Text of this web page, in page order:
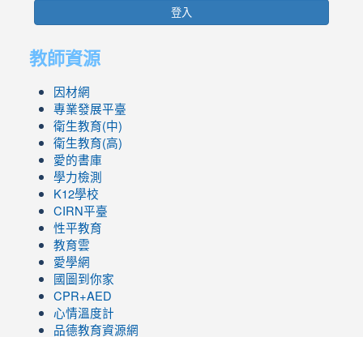
登入
教師資源
因材網
專業發展平臺
衛生教育(中)
衛生教育(高)
愛的書庫
學力檢測
K12學校
CIRN平臺
性平教育
教育雲
愛學網
國圖到你家
CPR+AED
心情溫度計
品德教育資源網